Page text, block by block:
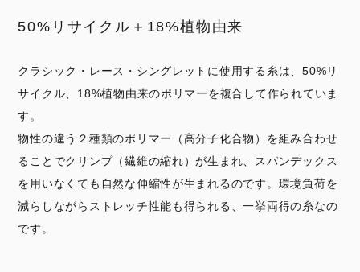
50%リサイクル＋18%植物由来
クラシック・レース・シングレットに使用する糸は、50%リ
サイクル、18%植物由来のポリマーを複合して作られていま
す。
物性の違う２種類のポリマー（高分子化合物）を組み合わせ
ることでクリンプ（繊維の縮れ）が生まれ、スパンデックス
を用いなくても自然な伸縮性が生まれるのです。環境負荷を
減らしながらストレッチ性能も得られる、一挙両得の糸なの
です。